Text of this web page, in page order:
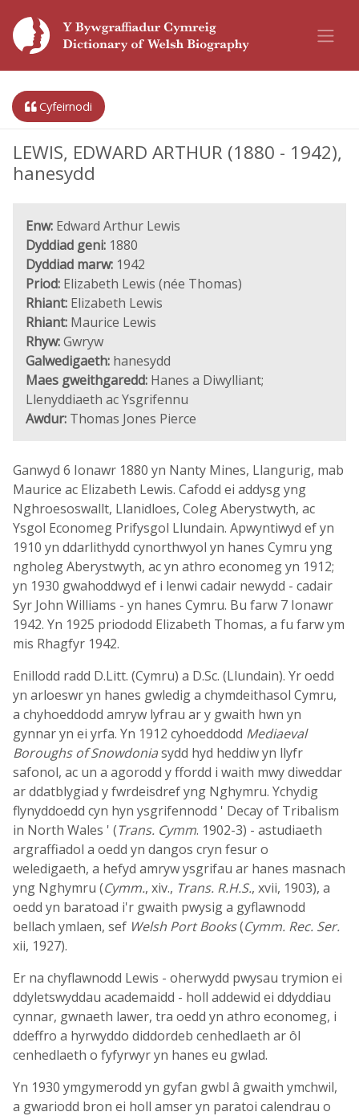
Cyfeirnodi
LEWIS, EDWARD ARTHUR (1880 - 1942),
hanesydd
Enw: Edward Arthur Lewis
Dyddiad geni: 1880
Dyddiad marw: 1942
Priod: Elizabeth Lewis (née Thomas)
Rhiant: Elizabeth Lewis
Rhiant: Maurice Lewis
Rhyw:Gwryw
Galwedigaeth: hanesydd
Maes gweithgaredd: Hanes a Diwylliant;
Llenyddiaeth ac Ysgrifennu
Awdur: Thomas Jones Pierce
Ganwyd 6 Ionawr 1880 yn Nanty Mines, Llangurig, mab
Maurice ac Elizabeth Lewis. Cafodd ei addysg yng
Nghroesoswallt, Llanidloes, Coleg Aberystwyth, ac
Ysgol Economeg Prifysgol Llundain. Apwyntiwyd ef yn
1910 yn ddarlithydd cynorthwyol yn hanes Cymru yng
ngholeg Aberystwyth, ac yn athro economeg yn 1912;
yn 1930 gwahoddwyd ef i lenwi cadair newydd - cadair
Syr John Williams - yn hanes Cymru. Bu farw 7 Ionawr
1942. Yn 1925 priododd Elizabeth Thomas, a fu farw ym
mis Rhagfyr 1942.
Enillodd radd D.Litt. (Cymru) a D.Sc. (Llundain). Yr oedd
yn arloeswr yn hanes gwledig a chymdeithasol Cymru,
a chyhoeddodd amryw lyfrau ar y gwaith hwn yn
gynnar yn ei yrfa. Yn 1912 cyhoeddodd Mediaeval
Boroughs of Snowdoniasydd hyd heddiw yn llyfr
safonol, ac un a agorodd y ffordd i waith mwy diweddar
ar ddatblygiad y fwrdeisdref yng Nghymru. Ychydig
flynyddoedd cyn hyn ysgrifennodd ' Decay of Tribalism
in North Wales ' (Trans. Cymm. 1902-3) - astudiaeth
argraffiadol a oedd yn dangos cryn fesur o
weledigaeth, a hefyd amryw ysgrifau ar hanes masnach
yng Nghymru (Cymm., xiv., Trans. R.H.S., xvii, 1903), a
oedd yn baratoad i'r gwaith pwysig a gyflawnodd
bellach ymlaen, sef Welsh Port Books(Cymm. Rec. Ser.
xii, 1927).
Er na chyflawnodd Lewis - oherwydd pwysau trymion ei
ddyletswyddau academaidd - holl addewid ei ddyddiau
cynnar, gwnaeth lawer, tra oedd yn athro economeg, i
ddeffro a hyrwyddo diddordeb cenhedlaeth ar ôl
cenhedlaeth o fyfyrwyr yn hanes eu gwlad.
Yn 1930 ymgymerodd yn gyfan gwbl â gwaith ymchwil,
a gwariodd bron ei holl amser yn paratoi calendrau o